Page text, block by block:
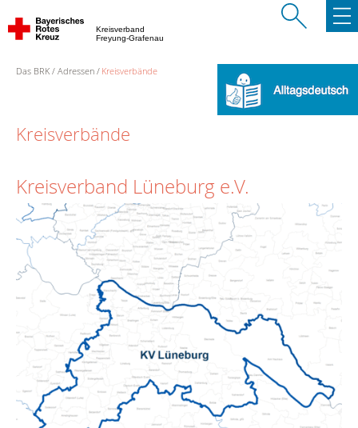
Kreisverband
Freyung-Grafenau
Das BRK Adressen Kreisverbände
Kreisverbände
Kreisverband Lüneburg e.V.